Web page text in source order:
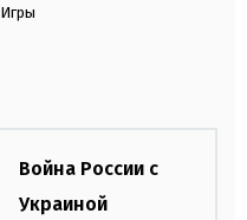
Игры
Война России с
Украиной